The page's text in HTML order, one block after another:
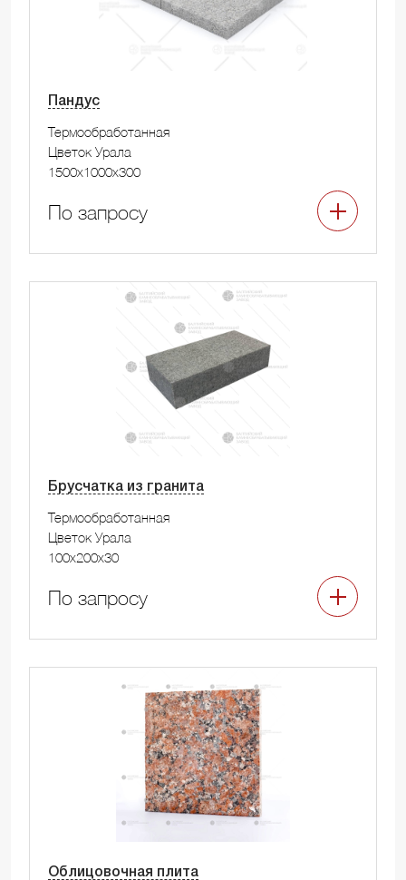
Пандус
Термообработанная
Цветок Урала
1500x1000x300
По запросу
Брусчатка из гранита
Термообработанная
Цветок Урала
100x200x30
По запросу
Облицовочная плита